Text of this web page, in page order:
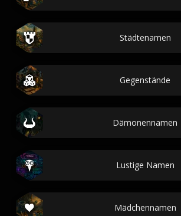
Städtenamen
Gegenstände
Dämonennamen
Lustige Namen
Mädchennamen